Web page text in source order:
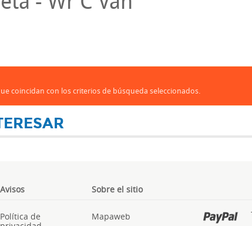
coincidan con los criterios de búsqueda seleccionados.
Avisos Sobre el sitio
Política de
Mapaweb